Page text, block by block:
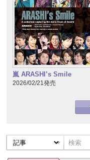
嵐 ARASHI’s Smile
2026/02/21発売